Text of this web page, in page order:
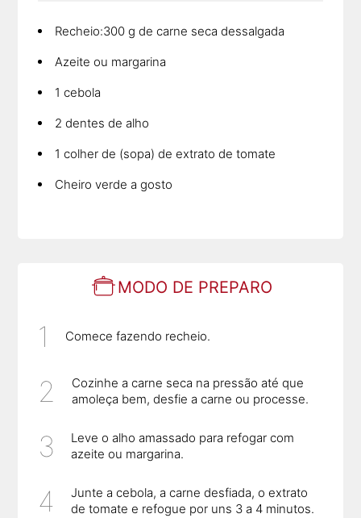
Recheio:300 g de carne seca dessalgada
Azeite ou margarina
1 cebola
2 dentes de alho
1 colher de (sopa) de extrato de tomate
Cheiro verde a gosto
MODO DE PREPARO
Comece fazendo recheio.
Cozinhe a carne seca na pressão até que
amoleça bem, desfie a carne ou processe.
Leve o alho amassado para refogar com
azeite ou margarina.
Junte a cebola, a carne desfiada, o extrato
de tomate e refogue por uns 3 a 4 minutos.